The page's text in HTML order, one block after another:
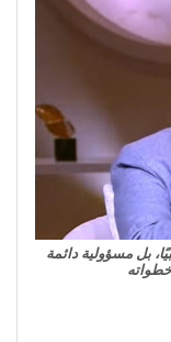
بل مسؤولية دائمة